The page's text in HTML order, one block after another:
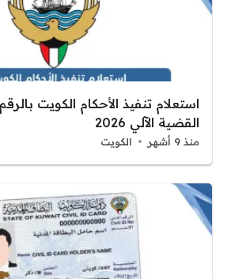
استعلام تنفيذ الأحكام الكويت
القضية الآلي 2026
منذ 9 أشهر الكويت